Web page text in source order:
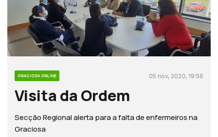
GRACIOSA ONLINE 05 nov, 2020, 19:56
Visita da Ordem
Secção Regional alerta para a falta de enfermeiros na
Graciosa